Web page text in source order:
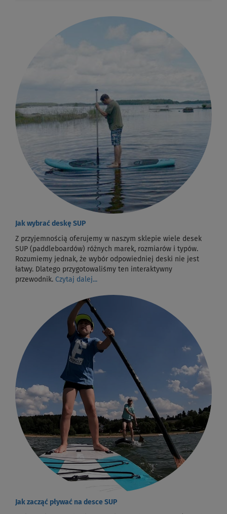
Jak wybrać deskę SUP
Z przyjemnością oferujemy w naszym sklepie wiele desek
SUP (paddleboardów) różnych marek, rozmiarów i typów.
Rozumiemy jednak, że wybór odpowiedniej deski nie jest
łatwy. Dlatego przygotowaliśmy ten interaktywny
przewodnik. Czytaj dalej...
Jak zacząć pływać na desce SUP